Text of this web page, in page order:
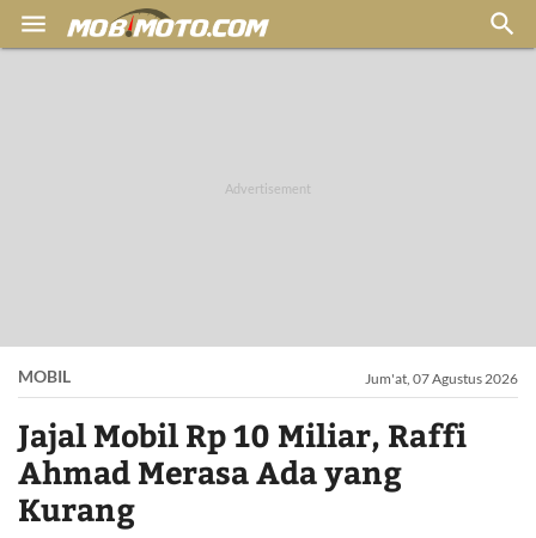
 
MOBIL Jum'at, 07 Agustus 2026
Jajal Mobil Rp 10 Miliar, Raffi
Ahmad Merasa Ada yang
Kurang